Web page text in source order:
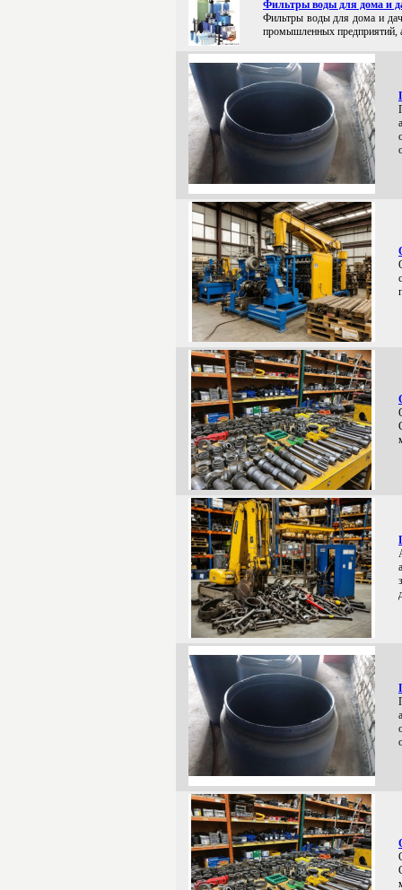
Фильтры воды для дома и
Фильтры воды для дома и
промышленных предприятий,